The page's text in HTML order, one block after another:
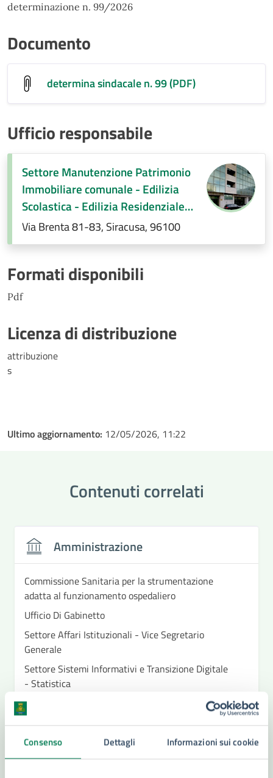
Consenso Dettagli Informazioni sui cookie
determinazione n. 99/2026
Documento
determina sindacale n. 99 (PDF)
Ufficio responsabile
Settore Manutenzione Patrimonio
Immobiliare comunale - Edilizia
Scolastica - Edilizia Residenziale
Pubblica - Sicurezza sul lavoro
Via Brenta 81-83, Siracusa, 96100
Formati disponibili
Pdf
Licenza di distribuzione
attribuzione
s
Ultimo aggiornamento: 12/05/2026, 11:22
Contenuti correlati
Amministrazione
Commissione Sanitaria per la strumentazione
adatta al funzionamento ospedaliero
Ufficio Di Gabinetto
Settore Affari Istituzionali - Vice Segretario
Generale
Settore Sistemi Informativi e Transizione Digitale
- Statistica
Vedi altri 5